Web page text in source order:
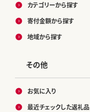
カテゴリーから探す
寄付金額から探す
地域から探す
その他
お気に入り
最近チェックした返礼品